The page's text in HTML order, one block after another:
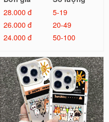
28.000 đ
5-19
26.000 đ
20-49
24.000 đ
50-100